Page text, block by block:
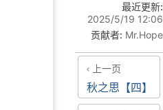
最近更新:
2025/5/19 12:06
贡献者: Mr.Hope
上一页
秋之思【四】